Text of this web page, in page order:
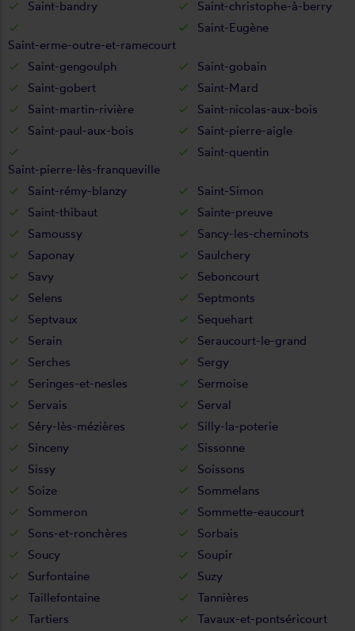
Saint-bandry Saint-christophe-à-berry
Saint-erme-outre-et-ramecourt
Saint-Eugène
Saint-gengoulph
Saint-gobain
Saint-gobert
Saint-Mard
Saint-martin-rivière
Saint-nicolas-aux-bois
Saint-paul-aux-bois
Saint-pierre-aigle
Saint-pierre-lès-franqueville
Saint-quentin
Saint-rémy-blanzy
Saint-Simon
Saint-thibaut
Sainte-preuve
Samoussy
Sancy-les-cheminots
Saponay
Saulchery
Savy
Seboncourt
Selens
Septmonts
Septvaux
Sequehart
Serain
Seraucourt-le-grand
Serches
Sergy
Seringes-et-nesles
Sermoise
Servais
Serval
Séry-lès-mézières
Silly-la-poterie
Sinceny
Sissonne
Sissy
Soissons
Soize
Sommelans
Sommeron
Sommette-eaucourt
Sons-et-ronchères
Sorbais
Soucy
Soupir
Surfontaine
Suzy
Taillefontaine
Tannières
Tartiers
Tavaux-et-pontséricourt